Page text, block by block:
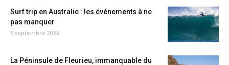
Surf trip en Australie : les événements à ne
pas manquer
5 septembre 2023
La Péninsule de Fleurieu, immanquable du